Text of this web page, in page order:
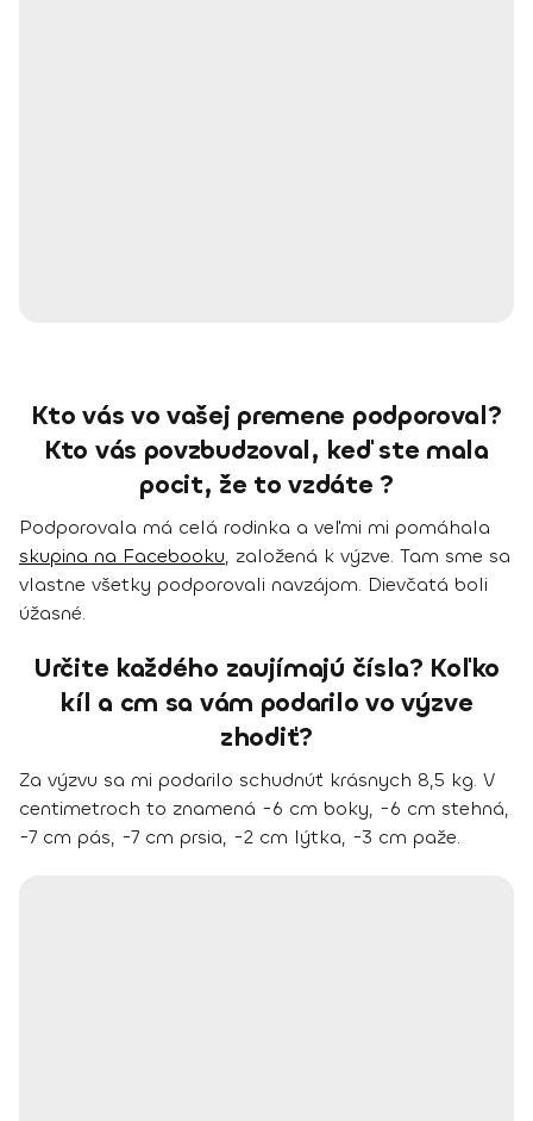
Kto vás vo vašej premene podporoval?
Kto vás povzbudzoval, keď ste mala
pocit, že to vzdáte ?
Podporovala má celá rodinka a veľmi mi pomáhala
skupina na Facebooku, založená k výzve. Tam sme sa
vlastne všetky podporovali navzájom. Dievčatá boli
úžasné.
Určite každého zaujímajú čísla? Koľko
kíl a cm sa vám podarilo vo výzve
zhodiť?
Za výzvu sa mi podarilo schudnúť krásnych 8,5 kg. V
centimetroch to znamená -6 cm boky, -6 cm stehná,
-7 cm pás, -7 cm prsia, -2 cm lýtka, -3 cm paže.